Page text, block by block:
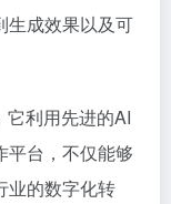
生成效果以及可
利用先进的AI
平台，不仅能够
业的数字化转